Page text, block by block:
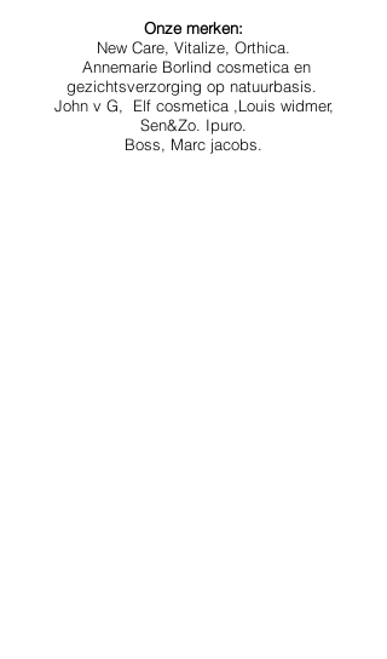
Onze merken:
New Care, Vitalize, Orthica.
Annemarie Borlind cosmetica en
gezichtsverzorging op natuurbasis.
John v G, Elf cosmetica ,Louis widmer,
Sen&Zo. Ipuro.
Boss, Marc jacobs.